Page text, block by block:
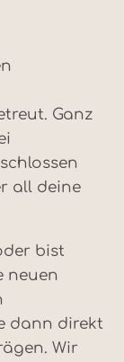
Ganz
all deine
bist
neuen
dann direkt
Wir